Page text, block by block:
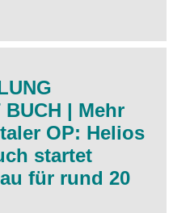
BUCH | Mehr
OP: Helios
startet
für rund 20